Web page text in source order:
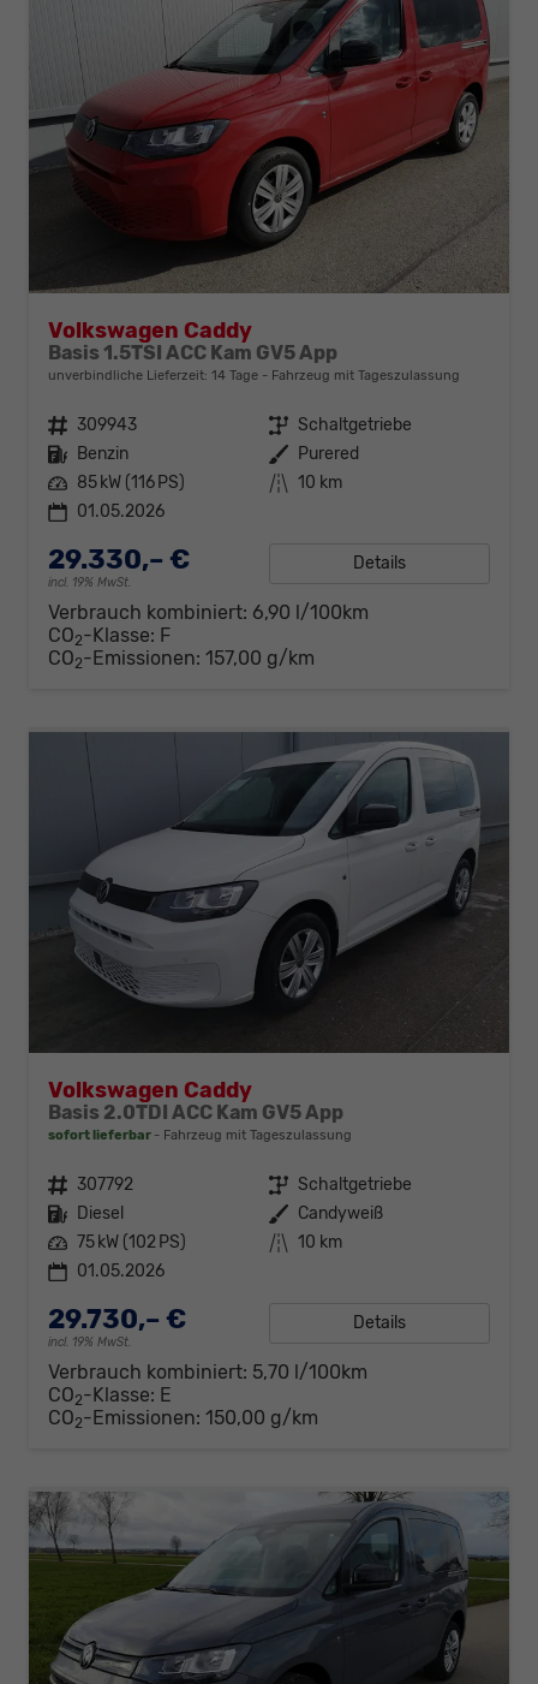
Volkswagen Caddy
Basis 1.5TSI ACC Kam GV5 App
unverbindliche Lieferzeit: 14 Tage Fahrzeug mit Tageszulassung
Fahrzeugnr. 309943 Getriebe Schaltgetriebe
Kraftstoff Benzin Außenfarbe Purered
Leistung 85 kW (116 PS) Kilometerstand 10 km
01.05.2026
29.330,– €
incl. 19% MwSt.
Details
Verbrauch kombiniert: 6,90 l/100km
CO2-Klasse: F
CO2-Emissionen: 157,00 g/km
Volkswagen Caddy
Basis 2.0TDI ACC Kam GV5 App
sofort lieferbar Fahrzeug mit Tageszulassung
Fahrzeugnr. 307792 Getriebe Schaltgetriebe
Kraftstoff Diesel Außenfarbe Candyweiß
Leistung 75 kW (102 PS) Kilometerstand 10 km
01.05.2026
29.730,– €
incl. 19% MwSt.
Details
Verbrauch kombiniert: 5,70 l/100km
CO2-Klasse: E
CO2-Emissionen: 150,00 g/km